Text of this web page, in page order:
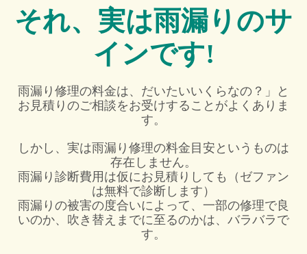
それ、実は雨漏りのサ
インです!
雨漏り修理の料金は、だいたいいくらなの？」と
お見積りのご相談をお受けすることがよくありま
す。
しかし、実は雨漏り修理の料金目安というものは
存在しません。
雨漏り診断費用は仮にお見積りしても（ゼファン
は無料で診断します）
雨漏りの被害の度合いによって、一部の修理で良
いのか、吹き替えまでに至るのかは、バラバラで
す。